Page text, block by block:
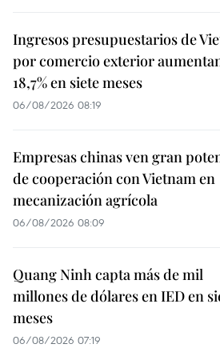
Ingresos presupuestarios de
por comercio exterior
18,7% en siete meses
06/08/2026 08:19
Empresas chinas ven gran
de cooperación con Vietnam en
mecanización agrícola
06/08/2026 08:09
Quang Ninh capta más de mil
millones de dólares en IED en
meses
06/08/2026 07:19